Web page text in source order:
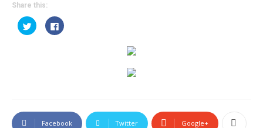
Share this:
Click
to
share
Click
to
Facebook Twitter Google+